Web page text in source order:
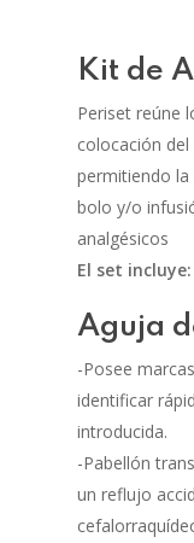
Kit de
Periset reúne
colocación
permitiendo la
bolo y/o
analgésicos
El set incluye:
Aguja
-Posee
identificar
introducida.
-Pabellón
un reflujo